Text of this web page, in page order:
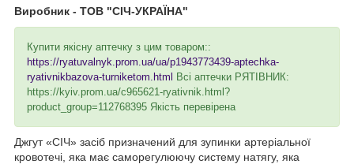
Виробник - ТОВ "СІЧ-УКРАЇНА"
Купити якісну аптечку з цим товаром::
https://ryatuvalnyk.prom.ua/ua/p1943773439-aptechka-
ryativnikbazova-turniketom.html
Всі аптечки РЯТІВНИК:
https://kyiv.prom.ua/c965621-ryativnik.html?
product_group=112768395 Якість перевірена
Джгут «СІЧ» засіб призначений для зупинки артеріальної
кровотечі, яка має саморегулюючу систему натягу, яка